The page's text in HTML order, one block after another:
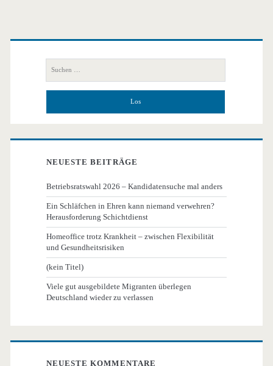
Primäre
Seitenleiste
nach:
NEUESTE BEITRÄGE
Betriebsratswahl 2026 – Kandidatensuche mal anders
Ein Schläfchen in Ehren kann niemand verwehren?
Herausforderung Schichtdienst
Homeoffice trotz Krankheit – zwischen Flexibilität
und Gesundheitsrisiken
(kein Titel)
Viele gut ausgebildete Migranten überlegen
Deutschland wieder zu verlassen
NEUESTE KOMMENTARE